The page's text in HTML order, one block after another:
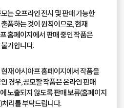
는 오프라인 전시 및 판매 가능한
품하는 것이 원칙이므로, 현재
홈페이지에서 판매 중인 작품은
가합니다.
재 아시아프 홈페이지에서 작품을
경우, 공모할 작품은 온라인 판매
노출되지 않도록 판매 보류(홈페이지
처리를 부탁드립니다.